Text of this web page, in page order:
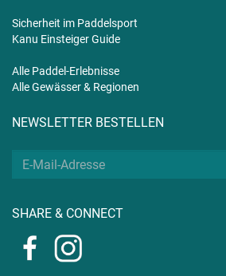
Sicherheit im Paddelsport
Kanu Einsteiger Guide
Alle Paddel-Erlebnisse
Alle Gewässer & Regionen
NEWSLETTER BESTELLEN
Deine
SHARE & CONNECT